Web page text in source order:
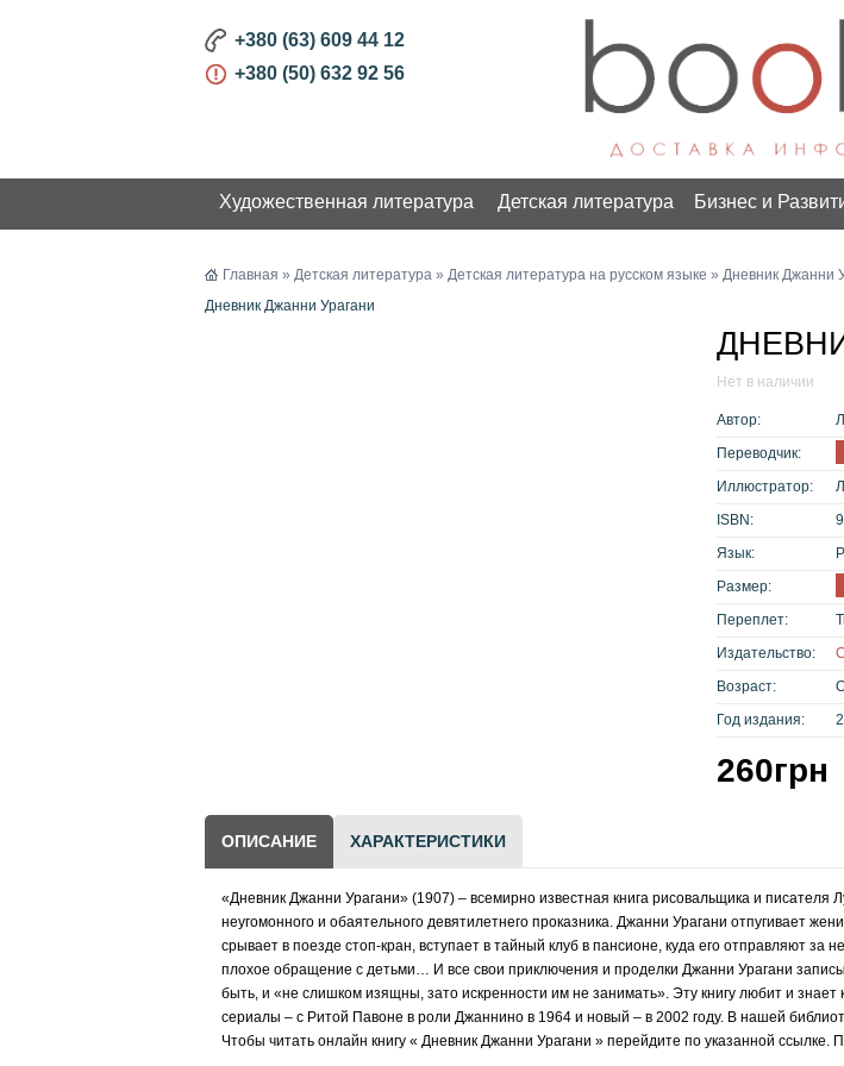
+380 (63) 609 44 12
+380 (50) 632 92 56
Художественная литература Детская литература Бизнес и
КАТАЛОГ
Главная » Детская литература » Детская литература на русском языке » Дневник Джанни
Дневник Джанни Урагани
Нет в наличии
Автор:
Переводчик:
Иллюстратор:
ISBN:
Язык:
Размер:
Переплет:
Издательство:
Возраст:
Год издания:
260грн
ОПИСАНИЕ ХАРАКТЕРИСТИКИ
«Дневник Джанни Урагани» (1907) – всемирно известная книга рисовальщика и
неугомонного и обаятельного девятилетнего проказника. Джанни Урагани отпугивает
срывает в поезде стоп-кран, вступает в тайный клуб в пансионе, куда его отправляют
плохое обращение с детьми… И все свои приключения и проделки Джанни Урагани
быть, и «не слишком изящны, зато искренности им не занимать». Эту книгу любит и
сериалы – с Ритой Павоне в роли Джаннино в 1964 и новый – в 2002 году. В нашей
Чтобы читать онлайн книгу « Дневник Джанни Урагани » перейдите по указанной ссылке.